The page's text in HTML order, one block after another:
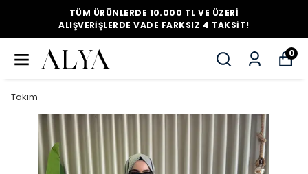
TÜM ÜRÜNLERDE 10.000 TL VE ÜZERI
ALIŞVERIŞLERDE VADE FARKSIZ 4 TAKSIT!
0
Takım